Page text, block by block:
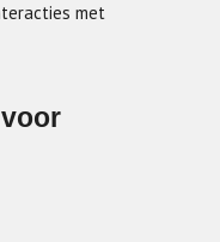
met